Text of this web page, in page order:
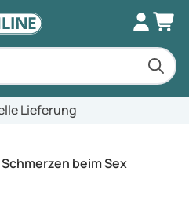
beim Sex